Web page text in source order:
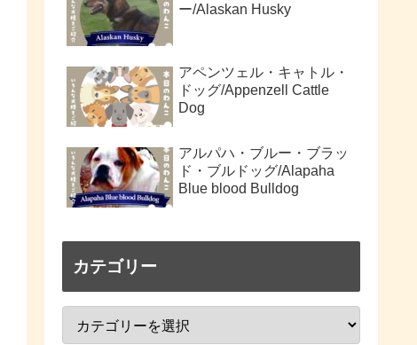
ー/Alaskan Husky
アペンツェル・キャトル・
ドッグ/Appenzell Cattle
Dog
アルパハ・ブルー・ブラッ
ド・ブルドッグ/Alapaha
Blue blood Bulldog
カテゴリー